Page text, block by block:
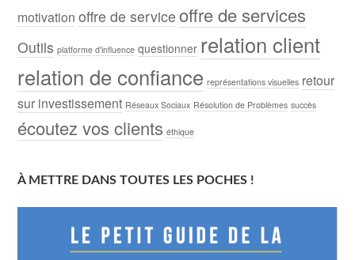
motivation offre de service offre de services
Outils platforme d'influence questionner relation client
relation de confiance représentations visuelles retour
sur investissement Réseaux Sociaux Résolution de Problèmes succès
écoutez vos clients éthique
À METTRE DANS TOUTES LES POCHES !